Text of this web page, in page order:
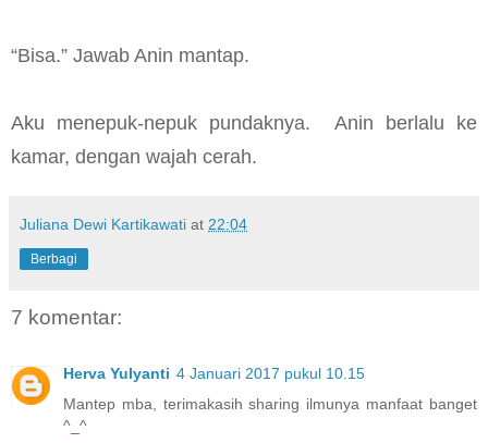
“Bisa.” Jawab Anin mantap.
Aku menepuk-nepuk pundaknya. Anin berlalu ke
kamar, dengan wajah cerah.
Juliana Dewi Kartikawati at 22:04
Berbagi
7 komentar:
Herva Yulyanti 4 Januari 2017 pukul 10.15
Mantep mba, terimakasih sharing ilmunya manfaat banget
^_^